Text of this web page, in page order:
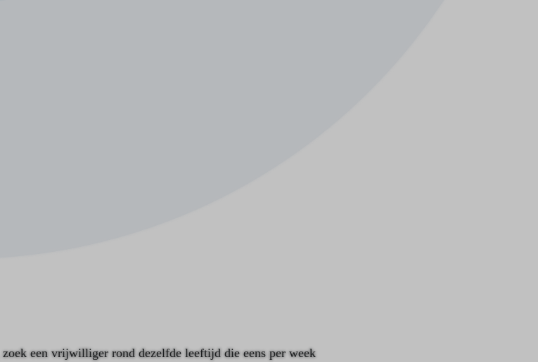
een vrijwilliger rond dezelfde leeftijd die eens per week